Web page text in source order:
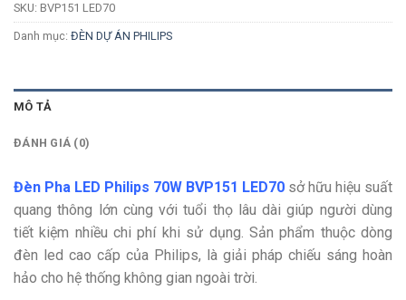
SKU: BVP151 LED70
Danh mục: ĐÈN DỰ ÁN PHILIPS
MÔ TẢ
ĐÁNH GIÁ (0)
Đèn Pha LED Philips 70W BVP151 LED70 sở hữu hiệu suất
quang thông lớn cùng với tuổi thọ lâu dài giúp người dùng
tiết kiệm nhiều chi phí khi sử dụng. Sản phẩm thuộc dòng
đèn led cao cấp của Philips, là giải pháp chiếu sáng hoàn
hảo cho hệ thống không gian ngoài trời.